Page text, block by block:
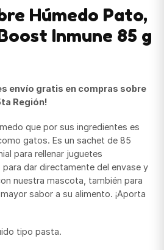
Húmedo Pato,
Inmune 85 g
envío gratis en compras sobre
Región!
que por sus ingredientes es
gatos. Es un sachet de 85
para rellenar juguetes
dar directamente del envase y
nuestra mascota, también para
sabor a su alimento. ¡Aporta
tipo pasta.